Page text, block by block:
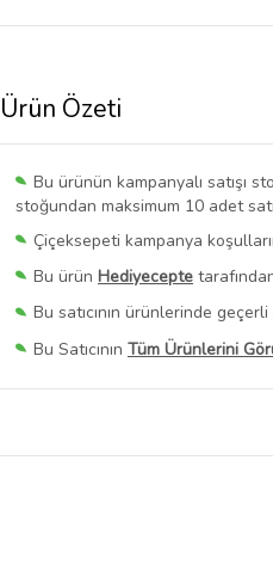
Ürün Özeti
Bu ürünün kampanyalı satışı
stoğundan maksimum 10 adet
Çiçeksepeti kampanya
Bu ürün Hediyecepte
Bu satıcının ürünlerinde geçerli
Bu Satıcının Tüm Ürünlerini
Ürün sayfasında gördüğünüz